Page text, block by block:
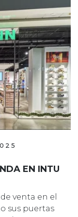
EN INTU
venta en el
sus puertas